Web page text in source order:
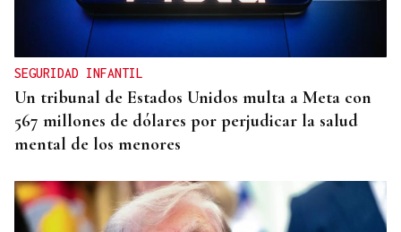
SEGURIDAD INFANTIL
Un tribunal de Estados Unidos multa a Meta con
567 millones de dólares por perjudicar la salud
mental de los menores